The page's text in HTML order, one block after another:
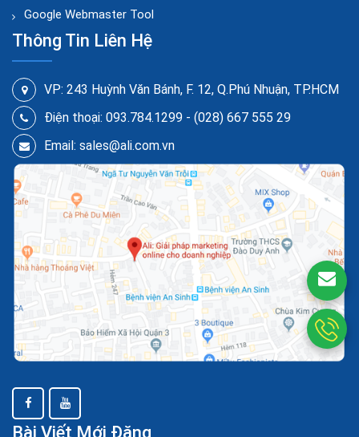
Google Webmaster Tool
Thông Tin Liên Hệ
VP: 243 Huỳnh Văn Bánh, F. 12, Q.Phú Nhuận, TP.HCM
Điện thoại: 093.784.1299 - (028) 667 555 29
Email: sales@ali.com.vn
Bài Viết Mới Đăng